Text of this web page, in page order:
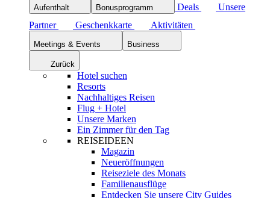
Aufenthalt Bonusprogramm Deals
Unsere
Partner
Geschenkkarte Aktivitäten
Meetings & Events Business
Zurück
Hotel suchen
Resorts
Nachhaltiges Reisen
Flug + Hotel
Unsere Marken
Ein Zimmer für den Tag
REISEIDEEN
Magazin
Neueröffnungen
Reiseziele des Monats
Familienausflüge
Entdecken Sie unsere City Guides